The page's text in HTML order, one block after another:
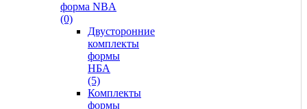
форма NBA
(0)
Двусторонние
комплекты
формы
НБА
(5)
Комплекты
формы